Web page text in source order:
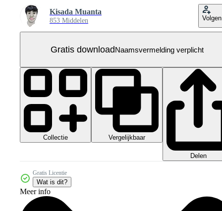
Kisada Muanta
853 Middelen Volgen
Gratis downloadNaamsvermelding verplicht
Collectie Vergelijkbaar
Delen
Gratis Licentie
Wat is dit?
Meer info